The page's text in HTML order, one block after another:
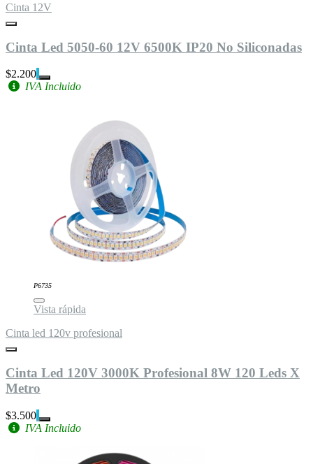
Cinta 12V
Cinta Led 5050-60 12V 6500K IP20 No Siliconadas
$2.200
IVA Incluido
P6735
Vista rápida
Cinta led 120v profesional
Cinta Led 120V 3000K Profesional 8W 120 Leds X
Metro
$3.500
IVA Incluido